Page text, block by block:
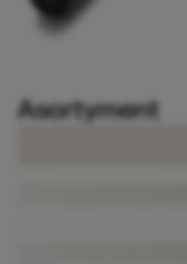
Asortyment